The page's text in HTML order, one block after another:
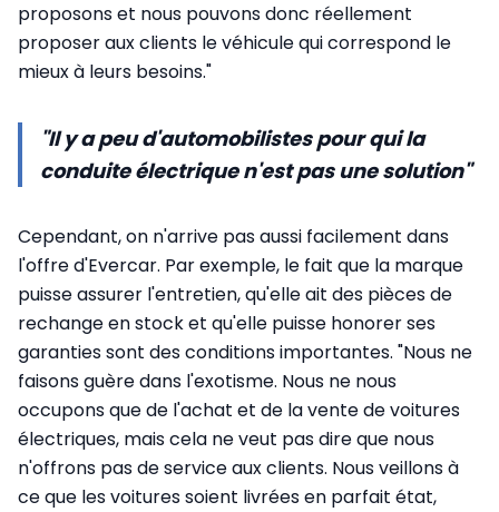
proposons et nous pouvons donc réellement
proposer aux clients le véhicule qui correspond le
mieux à leurs besoins."
"Il y a peu d'automobilistes pour qui la
conduite électrique n'est pas une solution"
Cependant, on n'arrive pas aussi facilement dans
l'offre d'Evercar. Par exemple, le fait que la marque
puisse assurer l'entretien, qu'elle ait des pièces de
rechange en stock et qu'elle puisse honorer ses
garanties sont des conditions importantes. "Nous ne
faisons guère dans l'exotisme. Nous ne nous
occupons que de l'achat et de la vente de voitures
électriques, mais cela ne veut pas dire que nous
n'offrons pas de service aux clients. Nous veillons à
ce que les voitures soient livrées en parfait état,